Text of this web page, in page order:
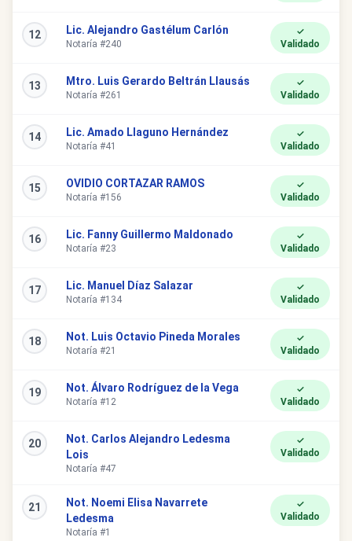
12 Lic. Alejandro Gastélum Carlón
Notaría #240
✓
Validado
13 Mtro. Luis Gerardo Beltrán Llausás
Notaría #261
✓
Validado
14 Lic. Amado Llaguno Hernández
Notaría #41
✓
Validado
15 OVIDIO CORTAZAR RAMOS
Notaría #156
✓
Validado
16 Lic. Fanny Guillermo Maldonado
Notaría #23
✓
Validado
17 Lic. Manuel Díaz Salazar
Notaría #134
✓
Validado
18 Not. Luis Octavio Pineda Morales
Notaría #21
✓
Validado
19 Not. Álvaro Rodríguez de la Vega
Notaría #12
✓
Validado
20
Not. Carlos Alejandro Ledesma
Lois
Notaría #47
✓
Validado
21
Not. Noemi Elisa Navarrete
Ledesma
Notaría #1
✓
Validado